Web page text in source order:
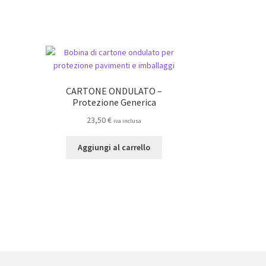
CARTONE ONDULATO –
Protezione Generica
23,50€ iva inclusa
Aggiungi al carrello